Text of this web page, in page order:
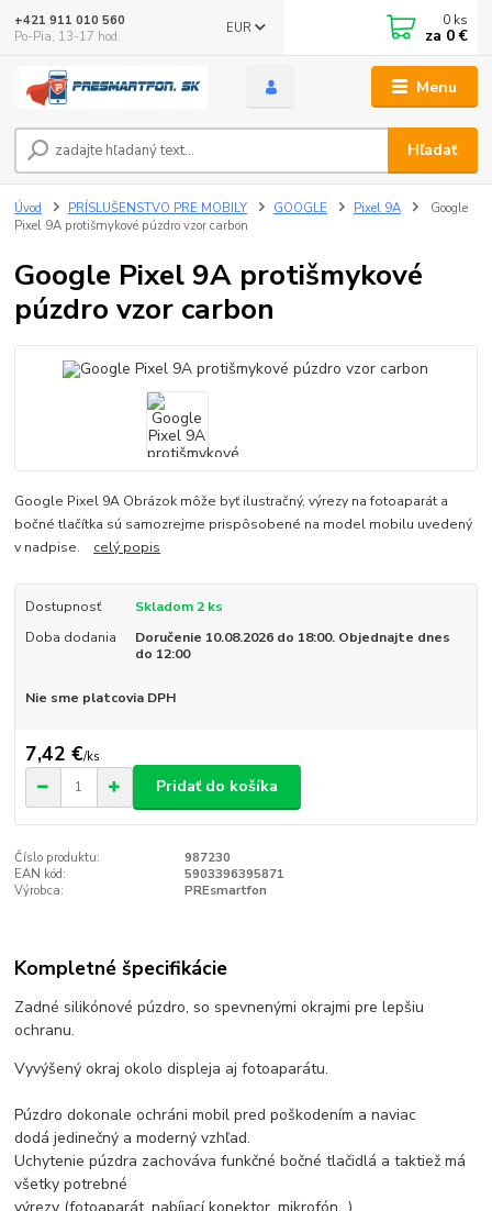
Menu
EUR
Hľadať
+421 911 010 560
Po-Pia, 13-17 hod.
0 ks
za 0 €
Úvod PRÍSLUŠENSTVO PRE MOBILY GOOGLE Pixel 9A
Google
Pixel 9A protišmykové púzdro vzor carbon
Google Pixel 9A protišmykové
púzdro vzor carbon
Google Pixel 9A Obrázok môže byť ilustračný, výrezy na fotoaparát a
bočné tlačítka sú samozrejme prispôsobené na model mobilu uvedený
v nadpise. celý popis
Dostupnosť
Skladom 2 ks
Doba dodania
Doručenie 10.08.2026 do 18:00. Objednajte dnes
do 12:00
Nie sme platcovia DPH
7,42 €/ks
Pridať do košíka
Číslo produktu:
987230
EAN kód:
5903396395871
Výrobca:
PREsmartfon
Kompletné špecifikácie
Zadné silikónové púzdro, so spevnenými okrajmi pre lepšiu
ochranu.
Vyvýšený okraj okolo displeja aj fotoaparátu.
Púzdro dokonale ochráni mobil pred poškodením a naviac
dodá jedinečný a moderný vzhľad.
Uchytenie púzdra zachováva funkčné bočné tlačidlá a taktiež má
všetky potrebné